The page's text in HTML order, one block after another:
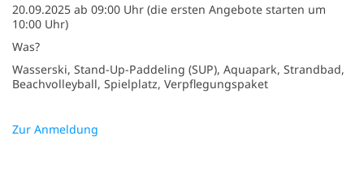
20.09.2025 ab 09:00 Uhr (die ersten Angebote starten um
10:00 Uhr)
Was?
Wasserski, Stand-Up-Paddeling (SUP), Aquapark, Strandbad,
Beachvolleyball, Spielplatz, Verpflegungspaket
Zur Anmeldung